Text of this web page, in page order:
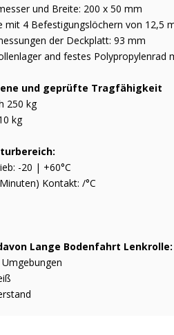
und Breite: 200 x 50 mm
mit 4 Befestigungslöchern von 12,5
der Deckplatt: 93 mm
and festes Polypropylenrad
und geprüfte Tragfähigkeit
250 kg
kg
-20 | +60°C
Kontakt: /°C
Lange Bodenfahrt Lenkrolle: